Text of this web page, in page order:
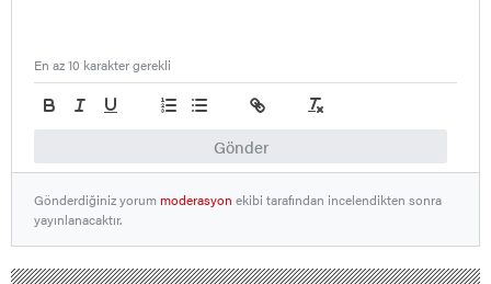
Gönder
En az 10 karakter gerekli
Gönderdiğiniz yorummoderasyon ekibi tarafından incelendikten sonra
yayınlanacaktır.